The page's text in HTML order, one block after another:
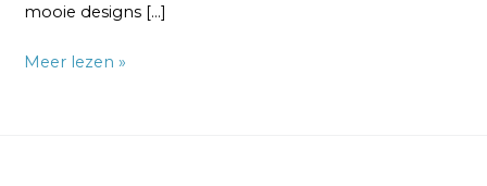
mooie designs […]
Meer lezen »